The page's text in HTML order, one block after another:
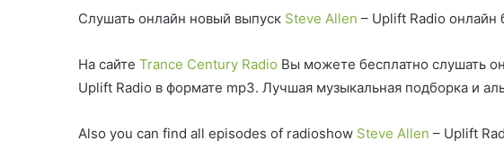
Слушать онлайн новый выпуск Steve Allen – Uplift Radio онлайн
На сайте Trance Century Radio Вы можете бесплатно слушать
Uplift Radio в формате mp3. Лучшая музыкальная подборка и
Also you can find all episodes of radioshow Steve Allen – Uplift